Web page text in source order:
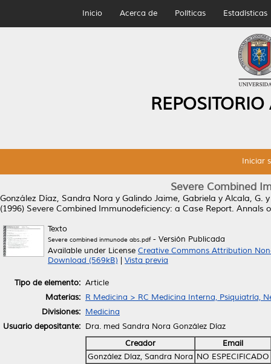
Inicio Acerca de Políticas Estadísticas
Iniciar
Severe Combined
González Díaz, Sandra Nora y Galindo Jaime, Gabriela y Alcala, G.
(1996) Severe Combined Immunodeficiency: a Case Report. Annals
Texto
Severe combined inmunode abs.pdf- Versión Publicada
Available under License Creative Commons Attribution
Download (569kB)
Vista previa
Tipo de elemento: Article
Materias: R Medicina > RC Medicina Interna, Psiquiatría,
Divisiones: Medicina
Usuario depositante: Dra. med Sandra Nora González Díaz
Creador
Email
González Díaz, Sandra Nora NO ESPECIFICADO